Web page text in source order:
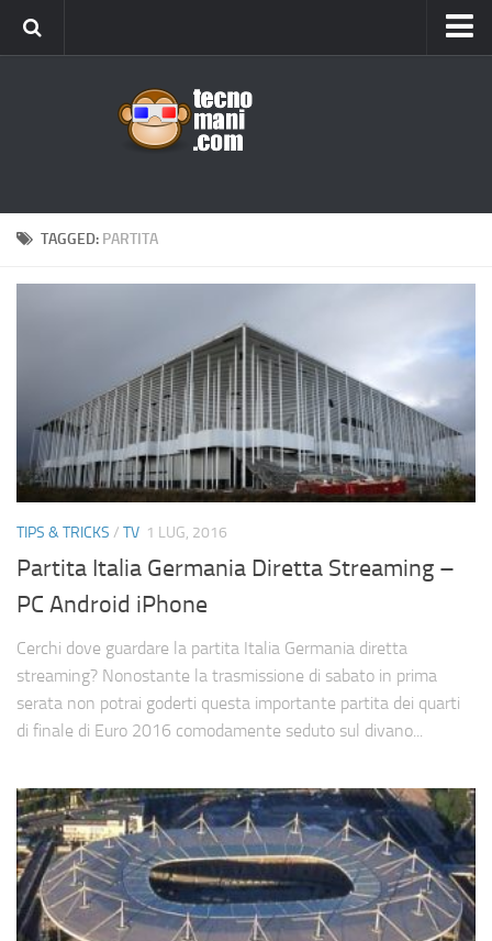
Windows
News
Recensioni
Contact Us
Privacy
Cerca
TAGGED: PARTITA
TIPS & TRICKS / TV 1 LUG, 2016
Partita Italia Germania Diretta Streaming –
PC Android iPhone
Cerchi dove guardare la partita Italia Germania diretta
streaming? Nonostante la trasmissione di sabato in prima
serata non potrai goderti questa importante partita dei quarti
di finale di Euro 2016 comodamente seduto sul divano...